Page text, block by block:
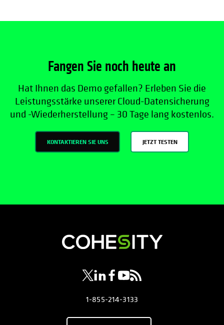
Fangen Sie noch heute an
Hat Ihnen das Demo gefallen? Erleben Sie die
Leistungsstärke unserer Cloud-Datensicherung
und -Wiederherstellung – 30 Tage lang kostenlos.
KONTAKTIEREN SIE UNS JETZT TESTEN
wird in einer neuen Registerkarte
wird in einer neuen Registerkarte
wird in einer neuen
wird in einer neuen
wird in einer neuen
1-855-214-3133